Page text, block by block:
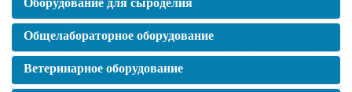
Общелабораторное оборудование
Ветеринарное оборудование